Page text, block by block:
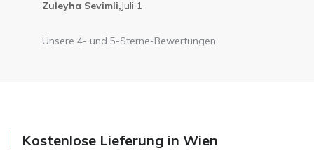
Zuleyha Sevimli,Juli 1
Unsere 4- und 5-Sterne-Bewertungen
Kostenlose Lieferung in Wien